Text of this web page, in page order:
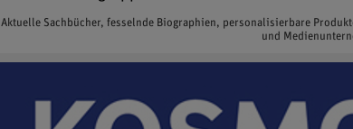
Aktuelle Sachbücher, fesselnde Biographien, personalisierbare
und